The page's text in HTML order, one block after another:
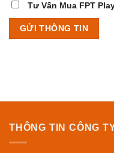
Tư Vấn Mua FPT
THÔNG TIN CÔNG